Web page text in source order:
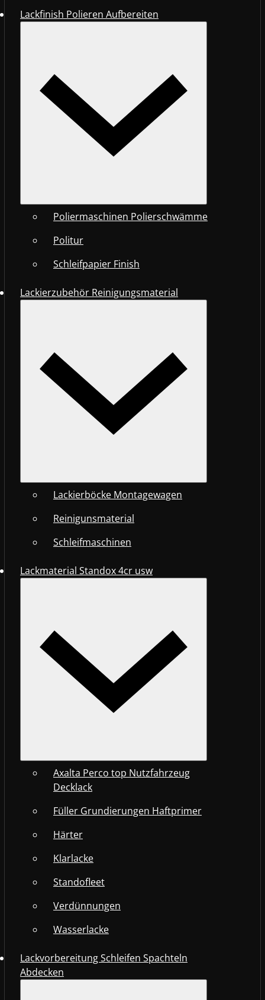
Lackfinish Polieren Aufbereiten
Poliermaschinen Polierschwämme
Politur
Schleifpapier Finish
Lackierzubehör Reinigungsmaterial
Lackierböcke Montagewagen
Reinigunsmaterial
Schleifmaschinen
Lackmaterial Standox 4cr usw
Axalta Perco top Nutzfahrzeug
Decklack
Füller Grundierungen Haftprimer
Härter
Klarlacke
Standofleet
Verdünnungen
Wasserlacke
Lackvorbereitung Schleifen Spachteln
Abdecken